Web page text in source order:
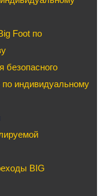
Foot по
безопасного
индивидуальному
BIG